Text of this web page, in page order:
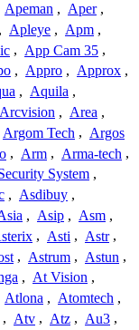
Apeman , Aper ,
, Apleye , Apm ,
, App Cam 35 ,
, Appro , Approx ,
, Aquila ,
Arcvision , Area ,
Argom Tech , Argos
, Arm , Arma-tech ,
System ,
, Asdibuy ,
, Asip , Asm ,
, Asti , Astr ,
, Astrum , Astun ,
, At Vision ,
Atlona , Atomtech ,
, Atv , Atz , Au3 ,